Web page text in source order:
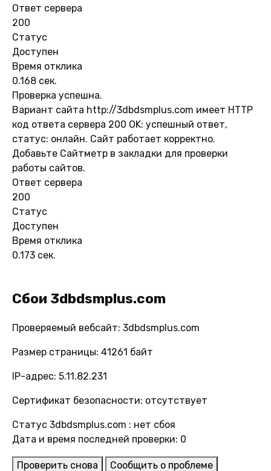
Ответ сервера
200
Статус
Доступен
Время отклика
0.168 сек.
Проверка успешна.
Вариант сайта http://3dbdsmplus.com имеет HTTP
код ответа сервера 200 OK: успешный ответ,
статус: онлайн. Сайт работает корректно.
Добавьте Сайтметр в закладки для проверки
работы сайтов.
Ответ сервера
200
Статус
Доступен
Время отклика
0.173 сек.
Сбои 3dbdsmplus.com
Проверяемый вебсайт: 3dbdsmplus.com
Размер страницы: 41261 байт
IP-адрес: 5.11.82.231
Сертификат безопасности: отсутствует
Статус 3dbdsmplus.com : нет сбоя
Дата и время последней проверки: 0
Проверить снова
Сообщить о проблеме